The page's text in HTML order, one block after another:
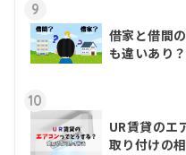
9
借家と借間
も違いあり？
10
UR賃貸のエ
取り付けの